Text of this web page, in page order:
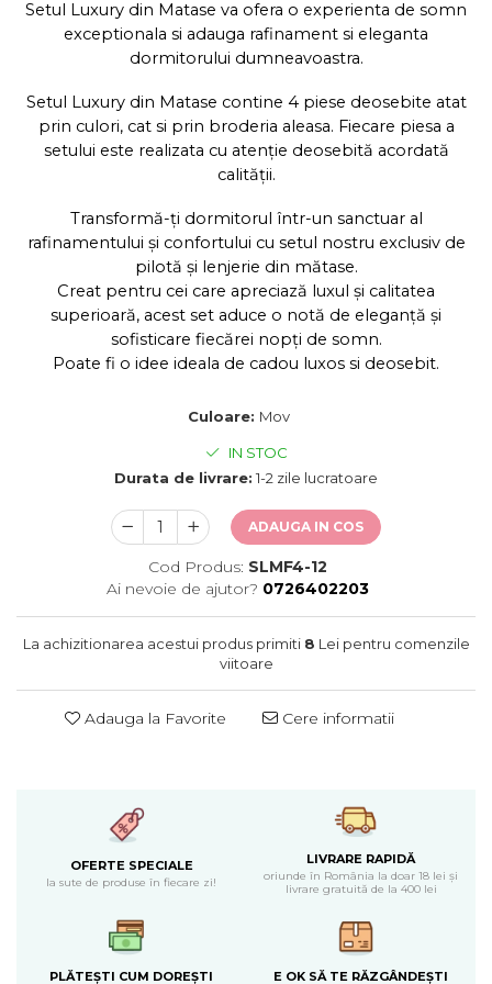
Lenjerii Catifea
Cearceaf cu elastic
Lenjerii Pufoase Fluffy/ Rabbit
Bumbac Neted Nesatinat
Bumbac 100% Poplin Hobby
Bumbac 100%
Lenjerii Satin Premium
Lenjerii Jacquard
Lenjerii Matase
Lenjerii Creponate
Set Lenjerie + Draperii Pat Dublu
Huse De Pat Tricotate 180x200cm
Huse Impermeabile
Huse Impermeabile 160x200cm
Huse Impermeabile 180x200cm
Setul Luxury din Matase va ofera o experienta de somn
exceptionala si adauga rafinament si eleganta
dormitorului dumneavoastra.
Setul Luxury din Matase contine 4 piese deosebite atat
prin culori, cat si prin broderia aleasa. Fiecare piesa a
setului este realizata cu atenție deosebită acordată
calității.
Transformă-ți dormitorul într-un sanctuar al
rafinamentului și confortului cu setul nostru exclusiv de
pilotă și lenjerie din mătase.
Creat pentru cei care apreciază luxul și calitatea
superioară, acest set aduce o notă de eleganță și
sofisticare fiecărei nopți de somn.
Poate fi o idee ideala de cadou luxos si deosebit.
Culoare: Mov
IN STOC
Durata de livrare: 1-2 zile lucratoare
ADAUGA IN COS
Cod Produs: SLMF4-12
Ai nevoie de ajutor? 0726402203
La achizitionarea acestui produs primiti 8 Lei pentru comenzile
viitoare
Adauga la Favorite Cere informatii
OFERTE SPECIALE
la sute de produse în fiecare zi!
LIVRARE RAPIDĂ
oriunde în România la doar 18 lei și
livrare gratuită de la 400 lei
PLĂTEȘTI CUM DOREȘTI E OK SĂ TE RĂZGÂNDEȘTI